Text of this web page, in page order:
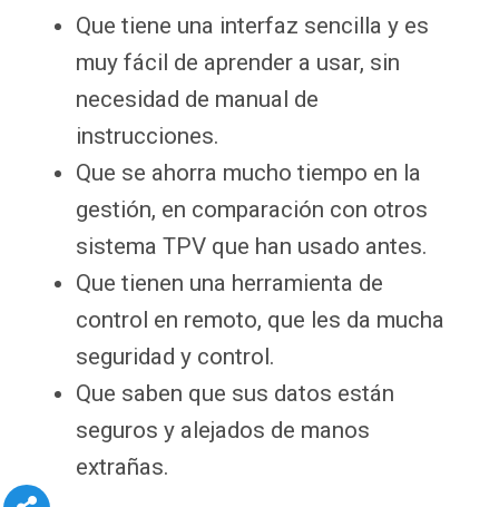
Que tiene una interfaz sencilla y es
muy fácil de aprender a usar, sin
necesidad de manual de
instrucciones.
Que se ahorra mucho tiempo en la
gestión, en comparación con otros
sistema TPV que han usado antes.
Que tienen una herramienta de
control en remoto, que les da mucha
seguridad y control.
Que saben que sus datos están
seguros y alejados de manos
extrañas.